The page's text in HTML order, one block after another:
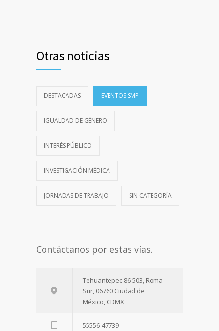
Otras noticias
DESTACADAS EVENTOS SMP
IGUALDAD DE GÉNERO
INTERÉS PÚBLICO
INVESTIGACIÓN MÉDICA
JORNADAS DE TRABAJO SIN CATEGORÍA
Contáctanos por estas vías.
Tehuantepec 86-503, Roma
Sur, 06760 Ciudad de
México, CDMX
55556-47739